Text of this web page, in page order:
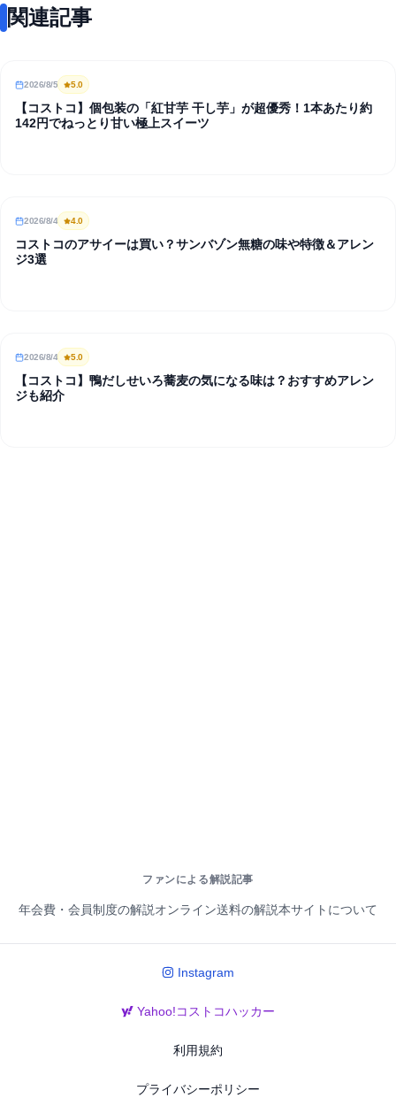
関連記事
REVIEW
2026/8/5 5.0
【コストコ】個包装の「紅甘芋 干し芋」が超優秀！1本あたり約
142円でねっとり甘い極上スイーツ
REVIEW
2026/8/4 4.0
コストコのアサイーは買い？サンバゾン無糖の味や特徴＆アレン
ジ3選
REVIEW
2026/8/4 5.0
【コストコ】鴨だしせいろ蕎麦の気になる味は？おすすめアレン
ジも紹介
ファンによる解説記事
年会費・会員制度の解説オンライン送料の解説本サイトについて
Instagram
Yahoo!コストコハッカー
利用規約
プライバシーポリシー